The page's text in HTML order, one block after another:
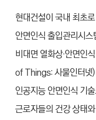
현대건설이 국내 최초
안면인식 출입관리시스
비대면 열화상·안면인
of Things:사물인터넷
인공지능 안면인식 기술
근로자들의 건강 상태